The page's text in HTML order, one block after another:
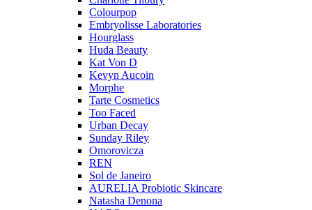
Colourpop
Embryolisse Laboratories
Hourglass
Huda Beauty
Kat Von D
Kevyn Aucoin
Morphe
Tarte Cosmetics
Too Faced
Urban Decay
Sunday Riley
Omorovicza
REN
Sol de Janeiro
AURELIA Probiotic Skincare
Natasha Denona